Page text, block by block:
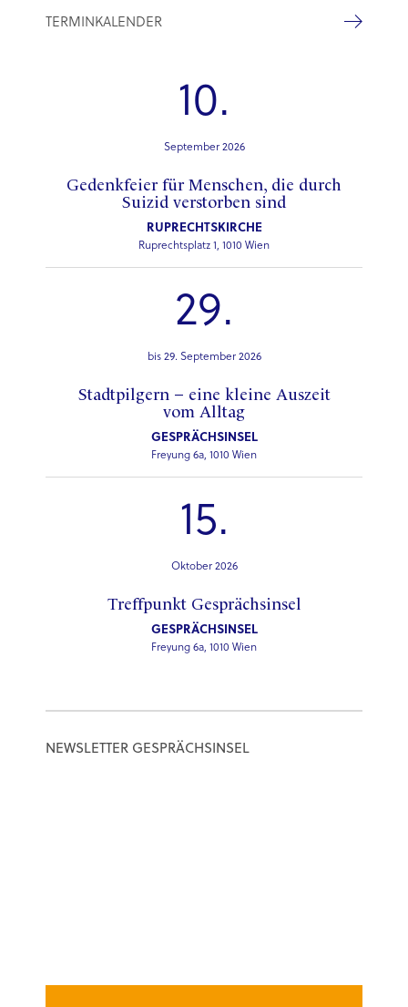
TERMINKALENDER
10.
September 2026
Gedenkfeier für Menschen, die durch
Suizid verstorben sind
RUPRECHTSKIRCHE
Ruprechtsplatz 1, 1010 Wien
29.
bis 29. September 2026
Stadtpilgern – eine kleine Auszeit
vom Alltag
GESPRÄCHSINSEL
Freyung 6a, 1010 Wien
15.
Oktober 2026
Treffpunkt Gesprächsinsel
GESPRÄCHSINSEL
Freyung 6a, 1010 Wien
NEWSLETTER GESPRÄCHSINSEL